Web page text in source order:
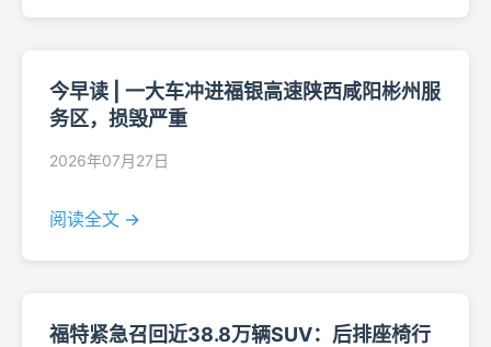
今早读 | 一大车冲进福银高速陕西咸阳彬州服
务区，损毁严重
2026年07月27日
阅读全文 →
福特紧急召回近38.8万辆SUV：后排座椅行